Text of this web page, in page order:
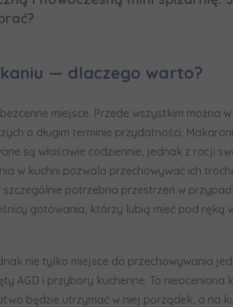
— dlaczego warto?
miejsce. Przede wszystkim można
o długim terminie przydatności.
są właściwie codziennie, jednak z racji
w kuchni pozwala przechowywać ich
potrzebna przestrzeń w
gotowania, którzy lubią mieć pod ręką
nie tylko miejsce do przechowywania
AGD i przybory kuchenne. To nieoceniona
będzie utrzymać w niej porządek, a na
że w trosce o najwyższą jakość i... *
nabyciu lub posiadaniu znacznego pakietu
Skontaktuj się z nami